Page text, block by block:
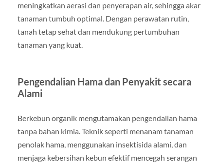
meningkatkan aerasi dan penyerapan air, sehingga akar
tanaman tumbuh optimal. Dengan perawatan rutin,
tanah tetap sehat dan mendukung pertumbuhan
tanaman yang kuat.
Pengendalian Hama dan Penyakit secara
Alami
Berkebun organik mengutamakan pengendalian hama
tanpa bahan kimia. Teknik seperti menanam tanaman
penolak hama, menggunakan insektisida alami, dan
menjaga kebersihan kebun efektif mencegah serangan